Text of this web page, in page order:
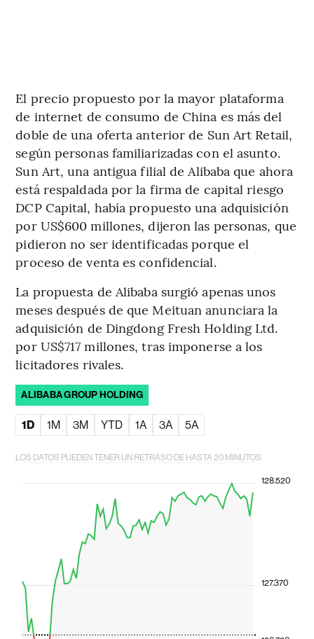
El precio propuesto por la mayor plataforma
de internet de consumo de China es más del
doble de una oferta anterior de Sun Art Retail,
según personas familiarizadas con el asunto.
Sun Art, una antigua filial de Alibaba que ahora
está respaldada por la firma de capital riesgo
DCP Capital, había propuesto una adquisición
por US$600 millones, dijeron las personas, que
pidieron no ser identificadas porque el
proceso de venta es confidencial.
La propuesta de Alibaba surgió apenas unos
meses después de que Meituan anunciara la
adquisición de Dingdong Fresh Holding Ltd.
por US$717 millones, tras imponerse a los
licitadores rivales.
ALIBABA GROUP HOLDING
1D 1M 3M YTD 1A 3A 5A
LOS DATOS PUEDEN TENER UN RETRASO DE HASTA 20 MINUTOS.
127.370
128.520